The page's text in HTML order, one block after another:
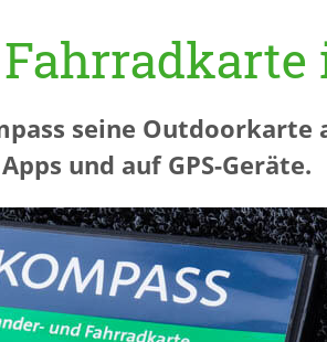
seine Outdoorkarte
und auf GPS-Geräte.